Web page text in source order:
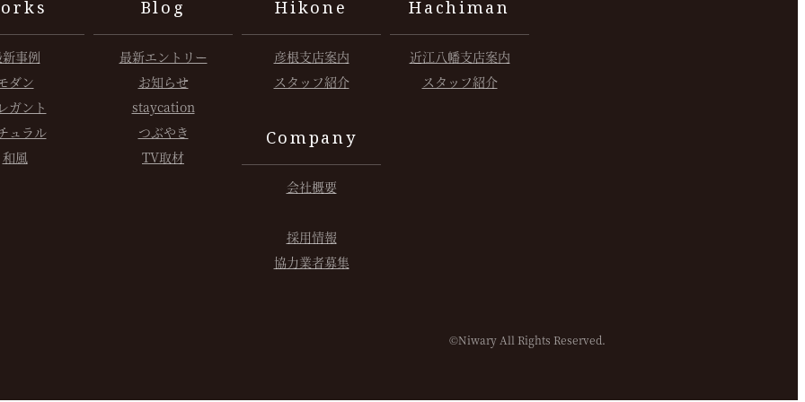
事例
ダン
ガント
ュラル
和風
Blog
最新エントリー
お知らせ
staycation
つぶやき
TV取材
Hikone
彦根支店案内
スタッフ紹介
Hachiman
近江八幡支店案内
スタッフ紹介
Company
会社概要
採用情報
協力業者募集
©Niwary All Rights Reserved.